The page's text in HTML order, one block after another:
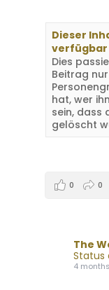
Dieser
verfügbar
Dies
Beitrag
hat, wer
sein, dass
gelöscht
0 0
The
Status
4